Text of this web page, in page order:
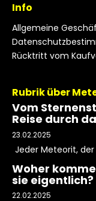
Info
Allgemeine
Rücktritt vom
Rubrik über
Vom
Reise durch
23.02.2025
Jeder Meteorit,
Woher
sie eigentlich?
22.02.2025